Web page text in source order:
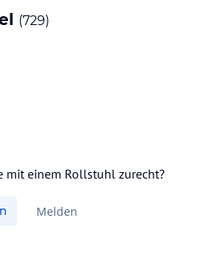
(729)
mit einem Rollstuhl zurecht?
Melden